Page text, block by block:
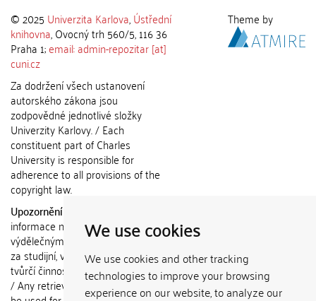
We use cookies
We use cookies and other tracking
technologies to improve your browsing
experience on our website, to analyze our
© 2025 Univerzita Karlova,Ústřední
knihovna, Ovocný trh 560/5, 116 36
Praha 1;email: admin-repozitar [at]
cuni.cz
Za dodržení všech ustanovení
autorského zákona jsou
zodpovědné jednotlivé složky
Univerzity Karlovy. / Each
constituent part of Charles
University is responsible for
adherence to all provisions of the
copyright law.
Upozornění / Notice:
informace nemohou být použity k
výdělečným účelům nebo vydávány
za studijní, vědeckou nebo jinou
tvůrčí činnost jiné osoby než autora.
/ Any retrieved information shall not
Theme by